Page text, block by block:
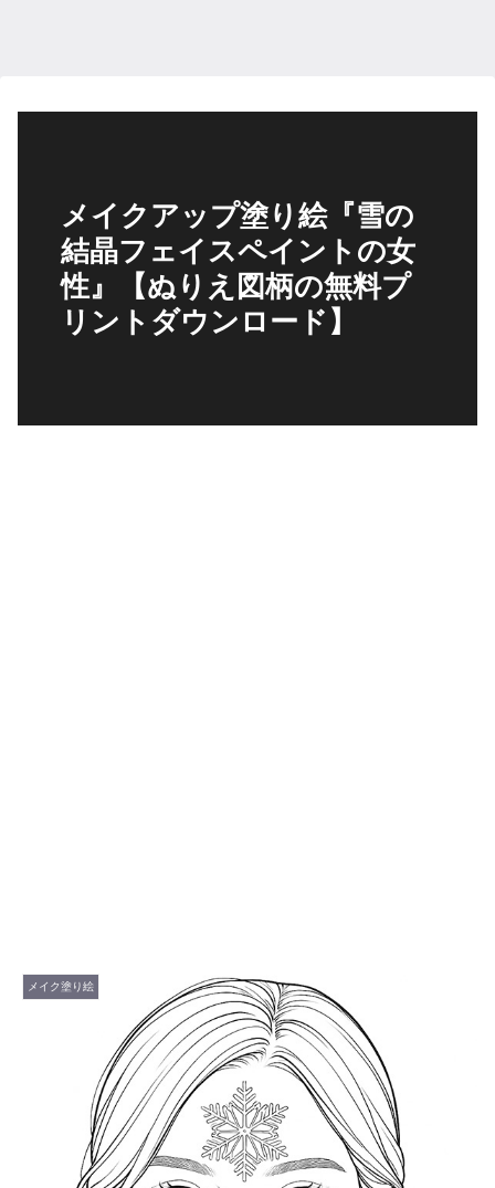
メイクアップ塗り絵『雪の
結晶フェイスペイントの女
性』【ぬりえ図柄の無料プ
リントダウンロード】
メイク塗り絵